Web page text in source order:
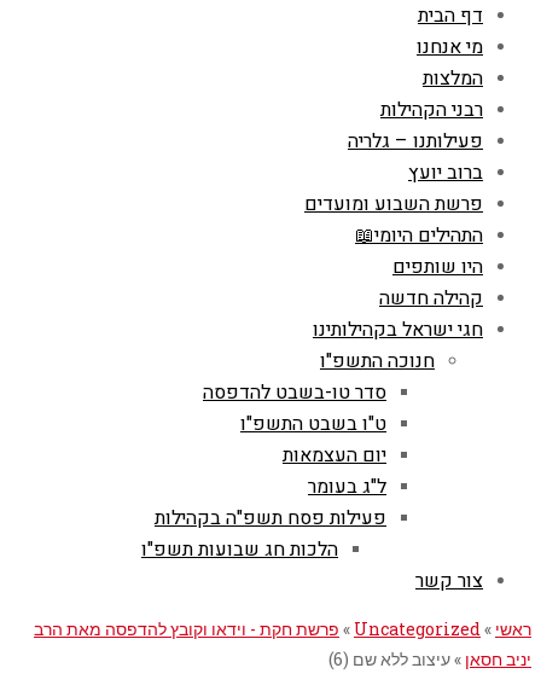
דף הבית
מי אנחנו
המלצות
רבני הקהילות
פעילותנו – גלריה
ברוב יועץ
פרשת השבוע ומועדים
התהילים היומי📖
היו שותפים
קהילה חדשה
חגי ישראל בקהילותינו
חנוכה התשפ"ו
סדר טו-בשבט להדפסה
ט"ו בשבט התשפ"ו
יום העצמאות
ל"ג בעומר
פעילות פסח תשפ"ה בקהילות
הלכות חג שבועות תשפ"ו
צור קשר
ראשי »
Uncategorized
» פרשת חקת - וידאו וקובץ להדפסה מאת הרב
יניב חסאן »עיצוב ללא שם (6)